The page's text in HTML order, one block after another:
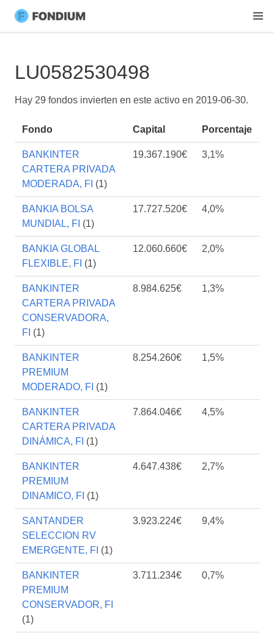
LU0582530498
Hay 29 fondos invierten en este activo en 2019-06-30.
Fondo Capital Porcentaje
BANKINTER
CARTERA PRIVADA
MODERADA, FI (1)
19.367.190€ 3,1%
BANKIA BOLSA
MUNDIAL, FI (1)
17.727.520€ 4,0%
BANKIA GLOBAL
FLEXIBLE, FI (1)
12.060.660€ 2,0%
BANKINTER
CARTERA PRIVADA
CONSERVADORA,
FI (1)
8.984.625€ 1,3%
BANKINTER
PREMIUM
MODERADO, FI (1)
8.254.260€ 1,5%
BANKINTER
CARTERA PRIVADA
DINÁMICA, FI (1)
7.864.046€ 4,5%
BANKINTER
PREMIUM
DINAMICO, FI (1)
4.647.438€ 2,7%
SANTANDER
SELECCION RV
EMERGENTE, FI (1)
3.923.224€ 9,4%
BANKINTER
PREMIUM
CONSERVADOR, FI
(1)
3.711.234€ 0,7%